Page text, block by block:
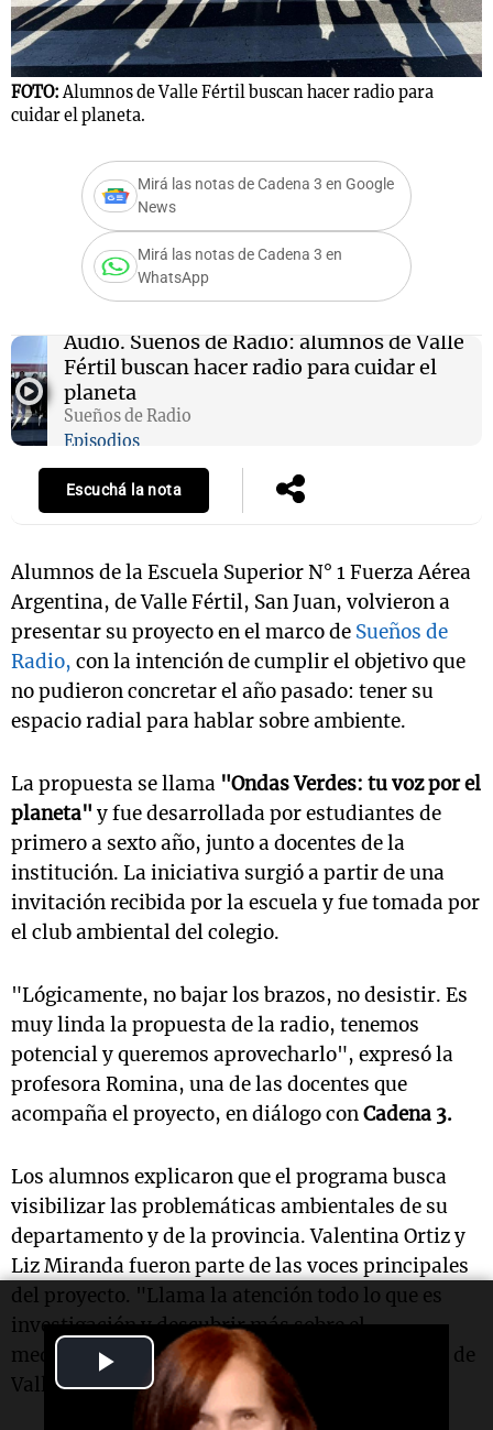
Play
Video
FOTO:Alumnos de Valle Fértil buscan hacer radio para
cuidar el planeta.
Mirá las notas de Cadena 3 en Google
News
Mirá las notas de Cadena 3 en
WhatsApp
Audio. Sueños de Radio: alumnos de Valle
Fértil buscan hacer radio para cuidar el
planeta
Sueños de Radio
Episodios
Escuchá la nota
Alumnos de la Escuela Superior N° 1 Fuerza Aérea
Argentina, de Valle Fértil, San Juan, volvieron a
presentar su proyecto en el marco de Sueños de
Radio, con la intención de cumplir el objetivo que
no pudieron concretar el año pasado: tener su
espacio radial para hablar sobre ambiente.
La propuesta se llama "Ondas Verdes: tu voz por el
planeta" y fue desarrollada por estudiantes de
primero a sexto año, junto a docentes de la
institución. La iniciativa surgió a partir de una
invitación recibida por la escuela y fue tomada por
el club ambiental del colegio.
"Lógicamente, no bajar los brazos, no desistir. Es
muy linda la propuesta de la radio, tenemos
potencial y queremos aprovecharlo", expresó la
profesora Romina, una de las docentes que
acompaña el proyecto, en diálogo conCadena 3.
Los alumnos explicaron que el programa busca
visibilizar las problemáticas ambientales de su
departamento y de la provincia. Valentina Ortiz y
Liz Miranda fueron parte de las voces principales
del proyecto. "Llama la atención todo lo que es
investigación y descubrir más sobre el
medioambiente de nuestra provincia y también de
Valle Fértil", señaló Liz.